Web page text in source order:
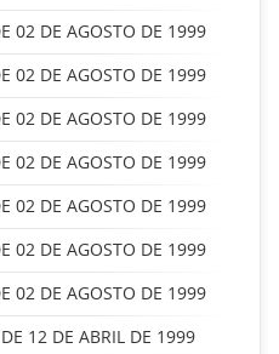
02 DE AGOSTO DE 1999
02 DE AGOSTO DE 1999
02 DE AGOSTO DE 1999
02 DE AGOSTO DE 1999
02 DE AGOSTO DE 1999
02 DE AGOSTO DE 1999
02 DE AGOSTO DE 1999
12 DE ABRIL DE 1999